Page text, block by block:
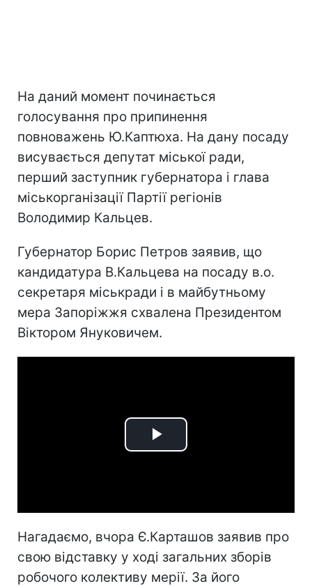
На даний момент починається
голосування про припинення
повноважень Ю.Каптюха. На дану посаду
висувається депутат міської ради,
перший заступник губернатора і глава
міськорганізації Партії регіонів
Володимир Кальцев.
Губернатор Борис Петров заявив, що
кандидатура В.Кальцева на посаду в.о.
секретаря міськради і в майбутньому
мера Запоріжжя схвалена Президентом
Віктором Януковичем.
Play
Нагадаємо, вчора Є.Карташов заявив про
свою відставку у ході загальних зборів
робочого колективу мерії. За його